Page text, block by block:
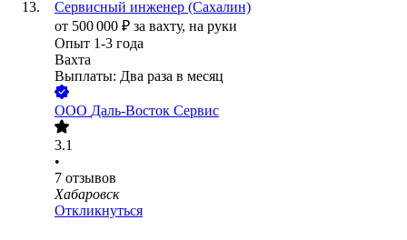
Сервисный инженер (Сахалин)
от 500 000 ₽ за вахту, на руки
Опыт 1-3 года
Вахта
Выплаты: Два раза в месяц
ООО Даль-Восток Сервис
3.1
•
7 отзывов
Хабаровск
Откликнуться